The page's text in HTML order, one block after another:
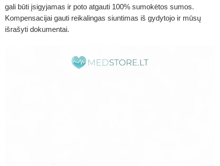
gali būti įsigyjamas ir poto atgauti 100% sumokėtos sumos.
Kompensacijai gauti reikalingas siuntimas iš gydytojo ir mūsų
išrašyti dokumentai.